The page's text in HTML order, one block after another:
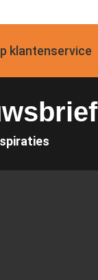
klantenservice